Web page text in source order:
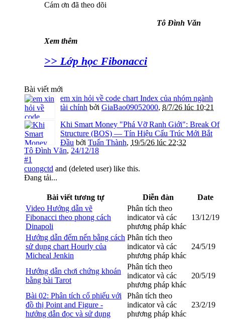
Cám ơn đã theo dõi
Tô Đình Văn
Xem thêm
>> Lớp học Fibonacci
Bài viết mới
em xin hỏi về code chart Index của nhóm ngành
tài chính bởi GiaBao09052000, 8/7/26 lúc 10:21
Khi Smart Money "Phá Vỡ Ranh Giới": Break Of
Structure (BOS) — Tín Hiệu Cấu Trúc Mới Bắt
Đầu bởi Tuấn Thành, 19/5/26 lúc 22:32
Tô Đình Văn, 24/12/18
#1
cuongctd and (deleted user) like this.
Đang tải...
Bài viết tương tự Diễn đàn
Date
Video Hướng dẫn vẽ
Fibonacci theo phong cách
Dinapoli
Phân tích theo
indicator và các
phương pháp khác
13/12/19
Hướng dẫn đếm nến bằng cách
sử dụng chart Hourly của
Micheal Jenkin
Phân tích theo
indicator và các
phương pháp khác
24/5/19
Hướng dẫn chơi chứng khoán
bằng bài Tarot
Phân tích theo
indicator và các
phương pháp khác
20/5/19
Bài 02: Phân tích cổ phiếu với
đồ thị Point and Figure -
hướng dẫn đọc và sử dụng
Phân tích theo
indicator và các
phương pháp khác
23/2/19